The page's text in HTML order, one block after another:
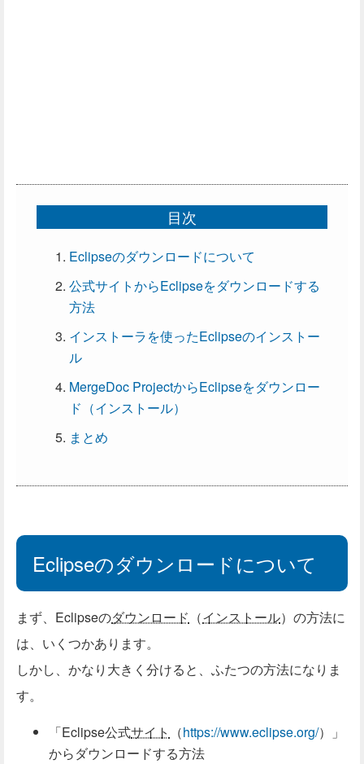
目次
Eclipseのダウンロードについて
公式サイトからEclipseをダウンロードする
方法
インストーラを使ったEclipseのインストー
ル
MergeDoc ProjectからEclipseをダウンロー
ド（インストール）
まとめ
Eclipseのダウンロードについて
まず、Eclipseのダウンロード （インストール）の方法に
は、いくつかあります。
しかし、かなり大きく分けると、ふたつの方法になりま
す。
「Eclipse公式サイト （https://www.eclipse.org/）」
からダウンロードする方法